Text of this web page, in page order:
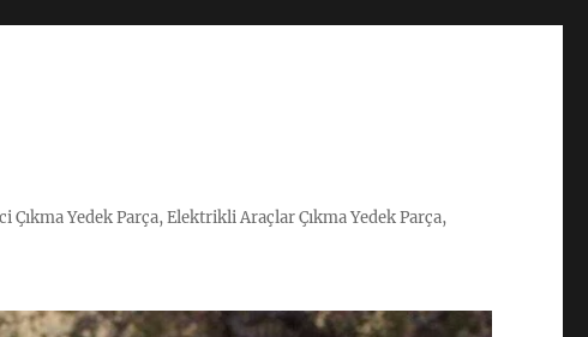
Çıkma Yedek Parça, Elektrikli Araçlar Çıkma Yedek Parça,